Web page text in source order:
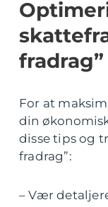
fradrag”
For at
din
disse tips og
fradrag”:
– Vær